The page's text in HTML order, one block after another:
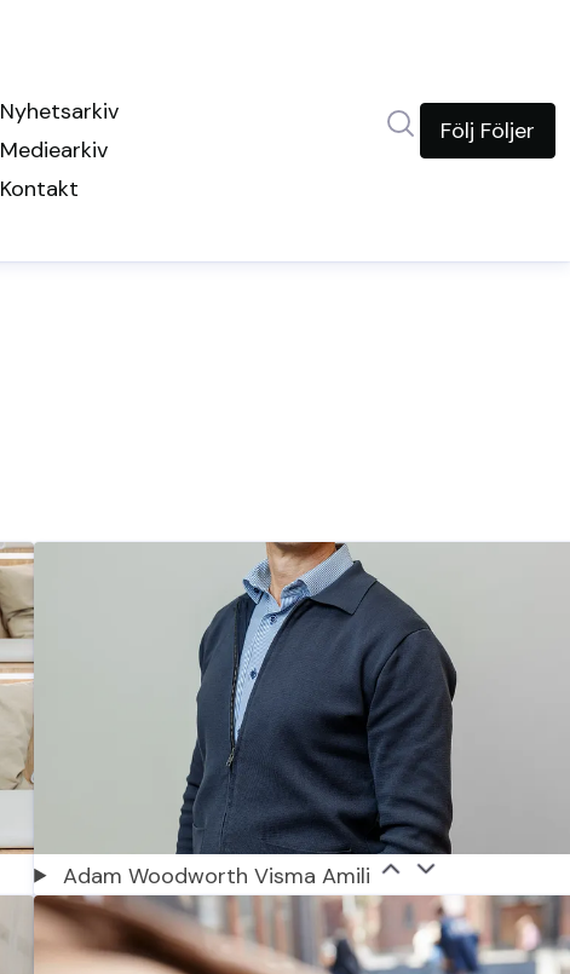
Nyhetsarkiv
Mediearkiv
Kontakt
Sök i
Följ Följer
Adam Woodworth Visma Amili